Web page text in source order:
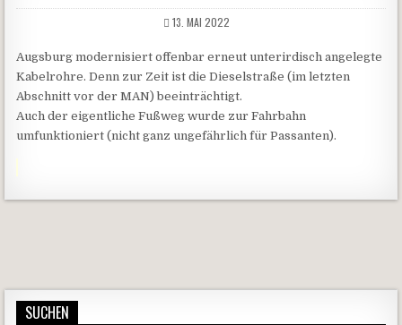
13. MAI 2022
Augsburg modernisiert offenbar erneut unterirdisch angelegte
Kabelrohre. Denn zur Zeit ist die Dieselstraße (im letzten
Abschnitt vor der MAN) beeinträchtigt.
Auch der eigentliche Fußweg wurde zur Fahrbahn
umfunktioniert (nicht ganz ungefährlich für Passanten).
SUCHEN